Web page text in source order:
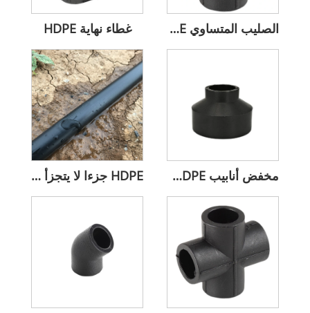
غطاء نهاية HDPE الصليب المتساوي HDPE المقاوم للضغط الصناعي
HDPE جزءا لا يتجزأ من شريط الري بالتنقيط طول مخصص مخفض أنابيب HDPE المقاوم للتآكل